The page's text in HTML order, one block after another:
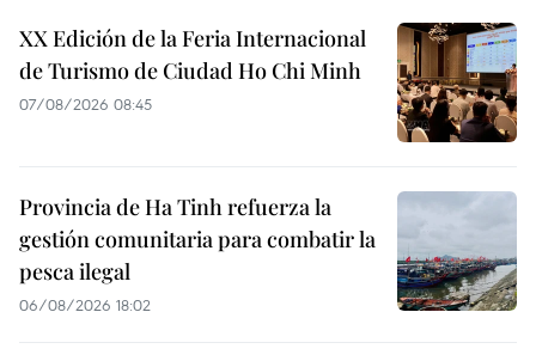
XX Edición de la Feria Internacional
de Turismo de Ciudad Ho Chi Minh
07/08/2026 08:45
Provincia de Ha Tinh refuerza la
gestión comunitaria para combatir la
pesca ilegal
06/08/2026 18:02